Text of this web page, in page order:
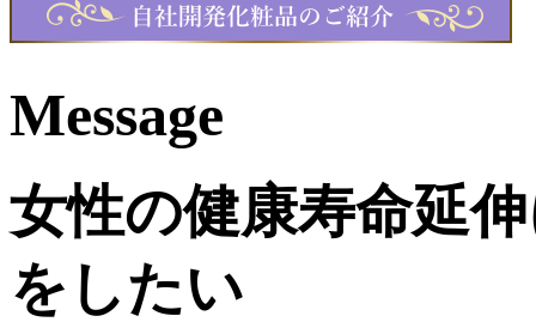
Message
女性の健康寿命延
をしたい